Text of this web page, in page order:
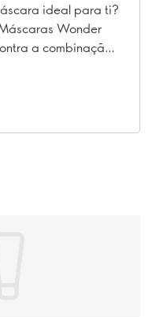
é aideal para ti?
Wonder
a combinação